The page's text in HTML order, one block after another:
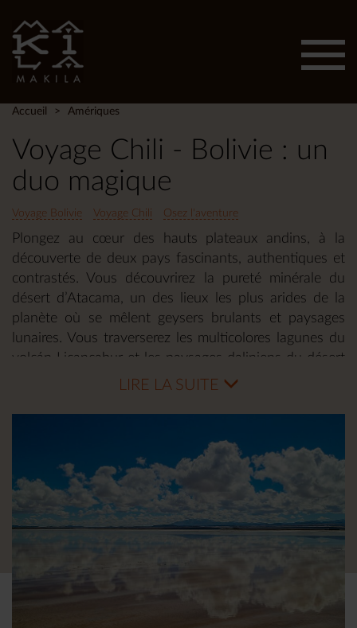
Accueil Amériques
Voyage Chili - Bolivie : un
duo magique
Voyage Bolivie Voyage Chili Osez l'aventure
Plongez au cœur des hauts plateaux andins, à la
découverte de deux pays fascinants, authentiques et
contrastés. Vous découvrirez la pureté minérale du
désert d’Atacama, un des lieux les plus arides de la
planète où se mêlent geysers brulants et paysages
lunaires. Vous traverserez les multicolores lagunes du
volcán Licancabur et les paysages daliniens du désert
de Siloli avant d’atteindre les reflets infinis du Salar
d’une blancheur éblouissante. Puis vous explorerez les
richesses coloniales de Potosí avant de découvrir la
ville blanche de Sucre, cœur historique et culturel de
la Bolivie. Votre voyage se poursuivra dans la capitale
la plus haute du monde, La Paz, une ville à l’énergie
vibrante et contemporaine. Vous apprécierez, enfin, la
quiétude du lac Titicaca et séjournez sur la mythique
LIRE LA SUITE